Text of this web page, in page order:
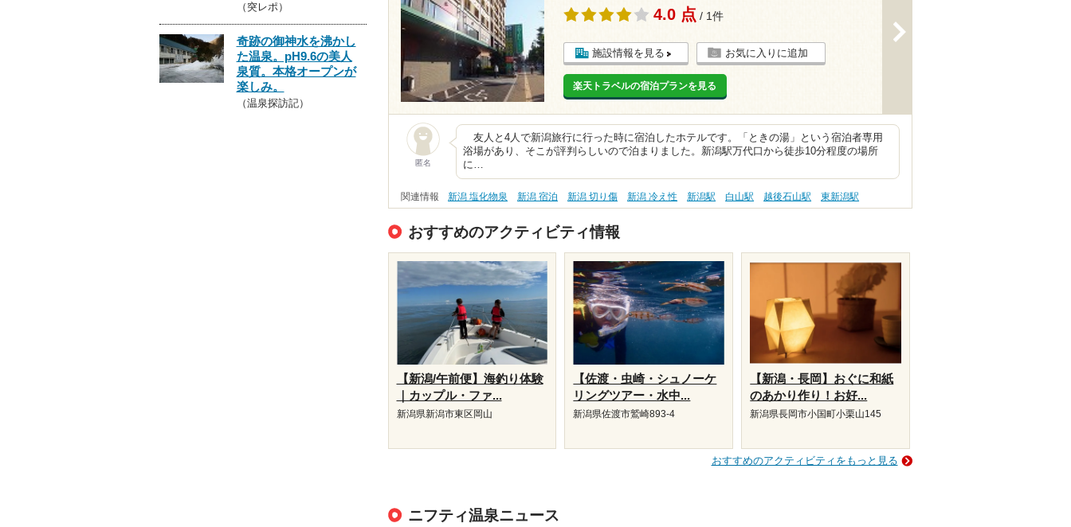
4.0 点 / 1件
施設情報を見る お気に入りに追加
楽天トラベルの宿泊プランを見る
匿名
友人と4人で新潟旅行に行った時に宿泊したホテルです。「ときの湯」という宿泊者専用
浴場があり、そこが評判らしいので泊まりました。新潟駅万代口から徒歩10分程度の場所
に…
関連情報 新潟 塩化物泉 新潟 宿泊 新潟 切り傷 新潟 冷え性 新潟駅 白山駅 越後石山駅 東新潟駅
おすすめのアクティビティ情報
【新潟/午前便】海釣り体験
｜カップル・ファ...
新潟県新潟市東区岡山
【佐渡・虫崎・シュノーケ
リングツアー・水中...
新潟県佐渡市鷲崎893-4
【新潟・長岡】おぐに和紙
のあかり作り！お好...
新潟県長岡市小国町小栗山145
おすすめのアクティビティをもっと見る
ニフティ温泉ニュース
（突レポ）
奇跡の御神水を沸かし
た温泉。pH9.6の美人
泉質。本格オープンが
楽しみ。
（温泉探訪記）